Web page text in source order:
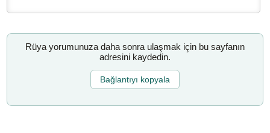
Rüya yorumunuza daha sonra ulaşmak için bu sayfanın
adresini kaydedin.
Bağlantıyı kopyala